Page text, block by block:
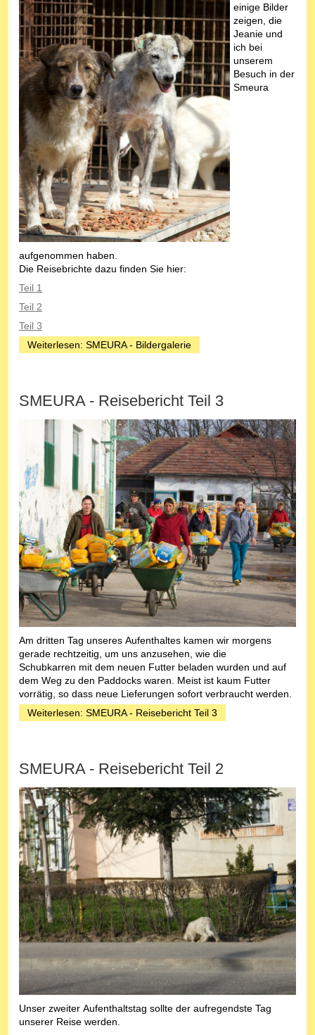
einige Bilder
zeigen, die
Jeanie und
ich bei
unserem
Besuch in der
Smeura
aufgenommen haben.
Die Reisebrichte dazu finden Sie hier:
Teil 1
Teil 2
Teil 3
Weiterlesen: SMEURA - Bildergalerie
SMEURA - Reisebericht Teil 3
Am dritten Tag unseres Aufenthaltes kamen wir morgens
gerade rechtzeitig, um uns anzusehen, wie die
Schubkarren mit dem neuen Futter beladen wurden und auf
dem Weg zu den Paddocks waren. Meist ist kaum Futter
vorrätig, so dass neue Lieferungen sofort verbraucht werden.
Weiterlesen: SMEURA - Reisebericht Teil 3
SMEURA - Reisebericht Teil 2
Unser zweiter Aufenthaltstag sollte der aufregendste Tag
unserer Reise werden.